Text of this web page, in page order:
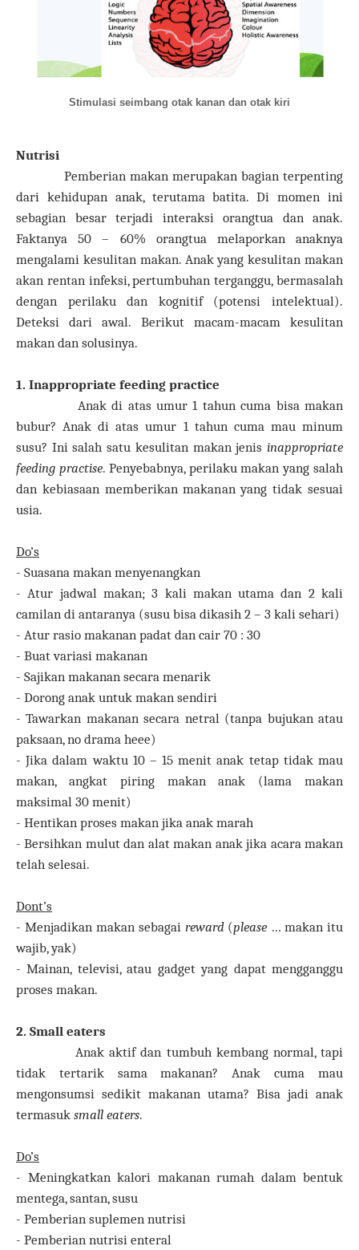
Stimulasi seimbang otak kanan dan otak kiri
Nutrisi
Pemberian makan merupakan bagian terpenting
dari kehidupan anak, terutama batita. Di momen ini
sebagian besar terjadi interaksi orangtua dan anak.
Faktanya 50 – 60% orangtua melaporkan anaknya
mengalami kesulitan makan. Anak yang kesulitan makan
akan rentan infeksi, pertumbuhan terganggu, bermasalah
dengan perilaku dan kognitif (potensi intelektual).
Deteksi dari awal. Berikut macam-macam kesulitan
makan dan solusinya.
1. Inappropriate feeding practice
Anak di atas umur 1 tahun cuma bisa makan
bubur? Anak di atas umur 1 tahun cuma mau minum
susu? Ini salah satu kesulitan makan jenis inappropriate
feeding practise. Penyebabnya, perilaku makan yang salah
dan kebiasaan memberikan makanan yang tidak sesuai
usia.
Do’s
- Suasana makan menyenangkan
- Atur jadwal makan; 3 kali makan utama dan 2 kali
camilan di antaranya (susu bisa dikasih 2 – 3 kali sehari)
- Atur rasio makanan padat dan cair 70 : 30
- Buat variasi makanan
- Sajikan makanan secara menarik
- Dorong anak untuk makan sendiri
- Tawarkan makanan secara netral (tanpa bujukan atau
paksaan, no drama heee)
- Jika dalam waktu 10 – 15 menit anak tetap tidak mau
makan, angkat piring makan anak (lama makan
maksimal 30 menit)
- Hentikan proses makan jika anak marah
- Bersihkan mulut dan alat makan anak jika acara makan
telah selesai.
Dont’s
- Menjadikan makan sebagai reward(please … makan itu
wajib, yak)
- Mainan, televisi, atau gadget yang dapat mengganggu
proses makan.
2. Small eaters
Anak aktif dan tumbuh kembang normal, tapi
tidak tertarik sama makanan? Anak cuma mau
mengonsumsi sedikit makanan utama? Bisa jadi anak
termasuk small eaters.
Do’s
- Meningkatkan kalori makanan rumah dalam bentuk
mentega, santan, susu
- Pemberian suplemen nutrisi
- Pemberian nutrisi enteral